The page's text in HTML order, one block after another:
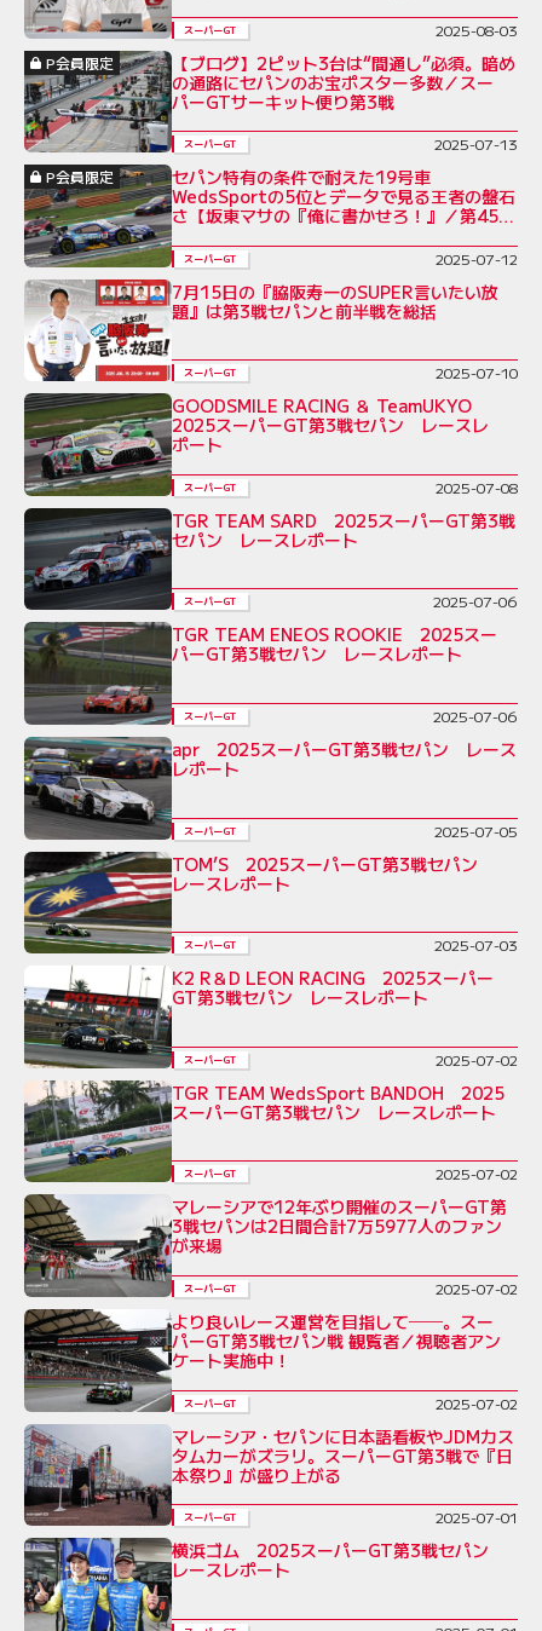
スーパーGT
2025-08-03
P会員限定
【ブログ】2ピット3台は“間通し”必須。暗め
の通路にセパンのお宝ポスター多数／スー
パーGTサーキット便り第3戦
スーパーGT
2025-07-13
P会員限定
セパン特有の条件で耐えた19号車
WedsSportの5位とデータで見る王者の盤石
さ【坂東マサの『俺に書かせろ！』／第45
スーパーGT 2025-07-12
7月15日の『脇阪寿一のSUPER言いたい放
題』は第3戦セパンと前半戦を総括
スーパーGT 2025-07-10
GOODSMILE RACING ＆ TeamUKYO
2025スーパーGT第3戦セパン レースレ
ポート
スーパーGT 2025-07-08
TGR TEAM SARD 2025スーパーGT第3戦
セパン レースレポート
スーパーGT 2025-07-06
TGR TEAM ENEOS ROOKIE 2025スー
パーGT第3戦セパン レースレポート
スーパーGT 2025-07-06
apr 2025スーパーGT第3戦セパン レース
レポート
スーパーGT 2025-07-05
TOM’S 2025スーパーGT第3戦セパン
レースレポート
スーパーGT 2025-07-03
K2 R＆D LEON RACING 2025スーパー
GT第3戦セパン レースレポート
スーパーGT 2025-07-02
TGR TEAM WedsSport BANDOH 2025
スーパーGT第3戦セパン レースレポート
スーパーGT 2025-07-02
マレーシアで12年ぶり開催のスーパーGT第
3戦セパンは2日間合計7万5977人のファン
が来場
スーパーGT 2025-07-02
より良いレース運営を目指して──。スー
パーGT第3戦セパン戦 観覧者／視聴者アン
ケート実施中！
スーパーGT 2025-07-02
マレーシア・セパンに日本語看板やJDMカス
タムカーがズラリ。スーパーGT第3戦で『日
本祭り』が盛り上がる
スーパーGT 2025-07-01
横浜ゴム 2025スーパーGT第3戦セパン
レースレポート